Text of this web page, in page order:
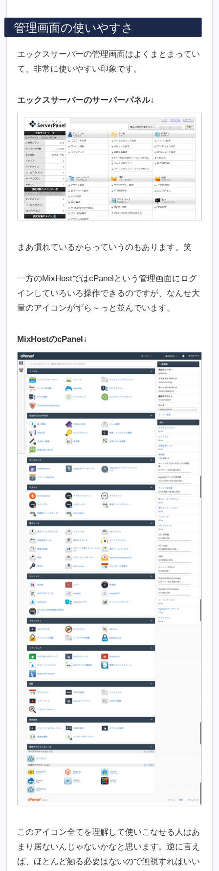
管理画面の使いやすさ
エックスサーバーの管理画面はよくまとまってい
て、非常に使いやすい印象です。
エックスサーバーのサーバーパネル↓
まあ慣れているからっていうのもあります。笑
一方のMixHostではcPanelという管理画面にログ
インしていろいろ操作できるのですが、なんせ大
量のアイコンがずら～っと並んでいます。
MixHostのcPanel↓
このアイコン全てを理解して使いこなせる人はあ
まり居ないんじゃないかなと思います。逆に言え
ば、ほとんど触る必要はないので無視すればいい